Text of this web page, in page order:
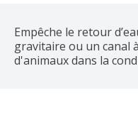
Empêche le retour
gravitaire ou un canal
d'animaux dans la